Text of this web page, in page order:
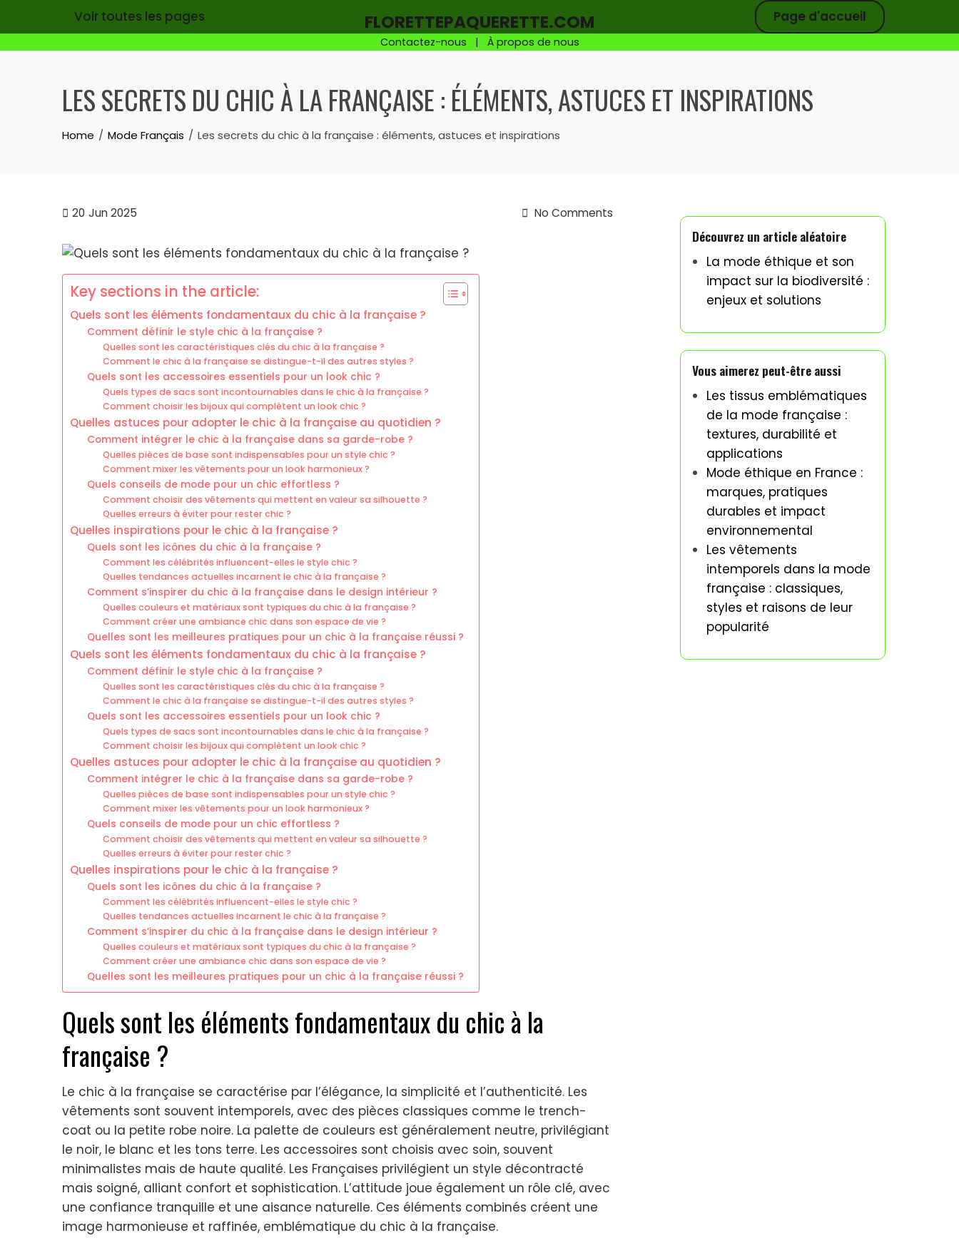
Voir toutes les pages FLORETTEPAQUERETTE.COM Page d'accueil
Contactez-nous | À propos de nous
LES SECRETS DU CHIC À LA FRANÇAISE : ÉLÉMENTS, ASTUCES ET INSPIRATIONS
Home Mode Français Les secrets du chic à la française : éléments, astuces et inspirations
20 Jun 2025 No Comments
Key sections in the article:
Quels sont les éléments fondamentaux du chic à la française ?
Comment définir le style chic à la française ?
Quelles sont les caractéristiques clés du chic à la française ?
Comment le chic à la française se distingue-t-il des autres styles ?
Quels sont les accessoires essentiels pour un look chic ?
Quels types de sacs sont incontournables dans le chic à la française ?
Comment choisir les bijoux qui complètent un look chic ?
Quelles astuces pour adopter le chic à la française au quotidien ?
Comment intégrer le chic à la française dans sa garde-robe ?
Quelles pièces de base sont indispensables pour un style chic ?
Comment mixer les vêtements pour un look harmonieux ?
Quels conseils de mode pour un chic effortless ?
Comment choisir des vêtements qui mettent en valeur sa silhouette ?
Quelles erreurs à éviter pour rester chic ?
Quelles inspirations pour le chic à la française ?
Quels sont les icônes du chic à la française ?
Comment les célébrités influencent-elles le style chic ?
Quelles tendances actuelles incarnent le chic à la française ?
Comment s’inspirer du chic à la française dans le design intérieur ?
Quelles couleurs et matériaux sont typiques du chic à la française ?
Comment créer une ambiance chic dans son espace de vie ?
Quelles sont les meilleures pratiques pour un chic à la française réussi ?
Quels sont les éléments fondamentaux du chic à la française ?
Comment définir le style chic à la française ?
Quelles sont les caractéristiques clés du chic à la française ?
Comment le chic à la française se distingue-t-il des autres styles ?
Quels sont les accessoires essentiels pour un look chic ?
Quels types de sacs sont incontournables dans le chic à la française ?
Comment choisir les bijoux qui complètent un look chic ?
Quelles astuces pour adopter le chic à la française au quotidien ?
Comment intégrer le chic à la française dans sa garde-robe ?
Quelles pièces de base sont indispensables pour un style chic ?
Comment mixer les vêtements pour un look harmonieux ?
Quels conseils de mode pour un chic effortless ?
Comment choisir des vêtements qui mettent en valeur sa silhouette ?
Quelles erreurs à éviter pour rester chic ?
Quelles inspirations pour le chic à la française ?
Quels sont les icônes du chic à la française ?
Comment les célébrités influencent-elles le style chic ?
Quelles tendances actuelles incarnent le chic à la française ?
Comment s’inspirer du chic à la française dans le design intérieur ?
Quelles couleurs et matériaux sont typiques du chic à la française ?
Comment créer une ambiance chic dans son espace de vie ?
Quelles sont les meilleures pratiques pour un chic à la française réussi ?
Quels sont les éléments fondamentaux du chic à la
française ?
Le chic à la française se caractérise par l’élégance, la simplicité et l’authenticité. Les
vêtements sont souvent intemporels, avec des pièces classiques comme le trench-
coat ou la petite robe noire. La palette de couleurs est généralement neutre, privilégiant
le noir, le blanc et les tons terre. Les accessoires sont choisis avec soin, souvent
minimalistes mais de haute qualité. Les Françaises privilégient un style décontracté
mais soigné, alliant confort et sophistication. L’attitude joue également un rôle clé, avec
une confiance tranquille et une aisance naturelle. Ces éléments combinés créent une
image harmonieuse et raffinée, emblématique du chic à la française.
Découvrez un article aléatoire
La mode éthique et son
impact sur la biodiversité :
enjeux et solutions
Vous aimerez peut-être aussi
Les tissus emblématiques
de la mode française :
textures, durabilité et
applications
Mode éthique en France :
marques, pratiques
durables et impact
environnemental
Les vêtements
intemporels dans la mode
française : classiques,
styles et raisons de leur
popularité